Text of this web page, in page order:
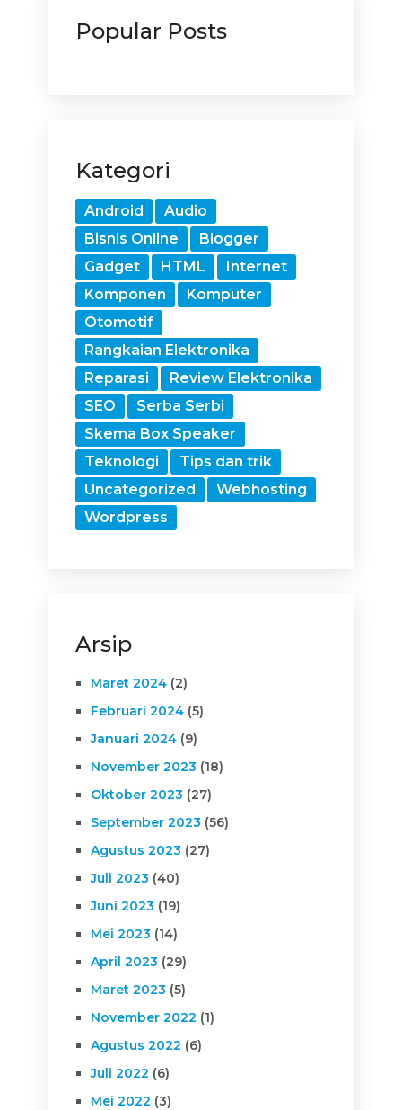
Popular Posts
Kategori
Android
Audio
Bisnis Online
Blogger
Gadget
HTML
Internet
Komponen
Komputer
Otomotif
Rangkaian Elektronika
Reparasi
Review Elektronika
SEO
Serba Serbi
Skema Box Speaker
Teknologi
Tips dan trik
Uncategorized
Webhosting
Wordpress
Arsip
Maret 2024(2)
Februari 2024(5)
Januari 2024(9)
November 2023 (18)
Oktober 2023 (27)
September 2023 (56)
Agustus 2023 (27)
Juli 2023 (40)
Juni 2023 (19)
Mei 2023 (14)
April 2023 (29)
Maret 2023 (5)
November 2022 (1)
Agustus 2022 (6)
Juli 2022 (6)
Mei 2022 (3)